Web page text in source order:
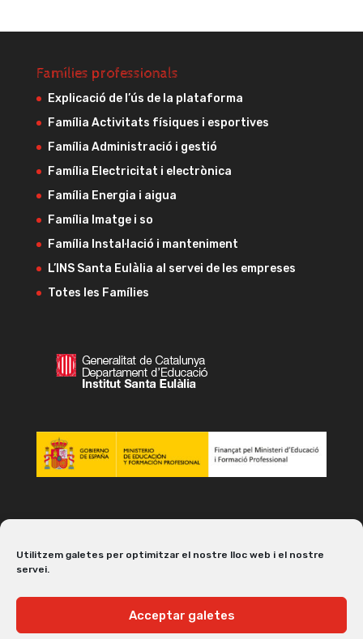
Utilitzem galetes per optimitzar el nostre lloc web i el nostre
servei.
Acceptar galetes
Famílies professionals
Explicació de l’ús de la plataforma
Família Activitats físiques i esportives
Família Administració i gestió
Família Electricitat i electrònica
Família Energia i aigua
Família Imatge i so
Família Instal·lació i manteniment
L’INS Santa Eulàlia al servei de les empreses
Totes les Famílies